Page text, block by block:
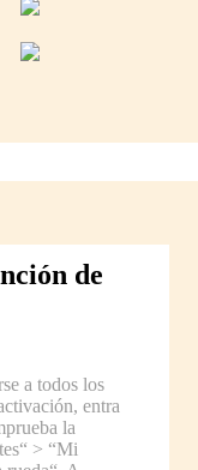
de
a todos los
entra
la
> “Mi